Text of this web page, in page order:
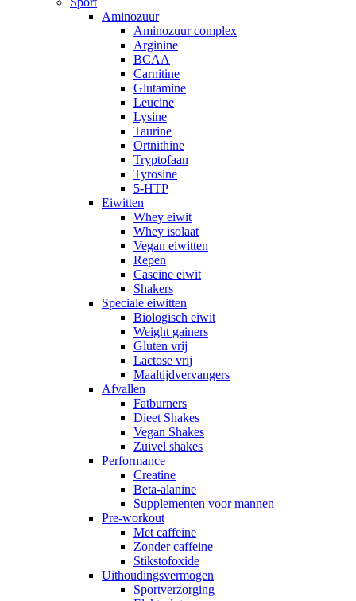
Aminozuur
Aminozuur complex
Arginine
BCAA
Carnitine
Glutamine
Leucine
Lysine
Taurine
Ortnithine
Tryptofaan
Tyrosine
5-HTP
Eiwitten
Whey eiwit
Whey isolaat
Vegan eiwitten
Repen
Caseine eiwit
Shakers
Speciale eiwitten
Biologisch eiwit
Weight gainers
Gluten vrij
Lactose vrij
Maaltijdvervangers
Afvallen
Fatburners
Dieet Shakes
Vegan Shakes
Zuivel shakes
Performance
Creatine
Beta-alanine
Supplementen voor mannen
Pre-workout
Met caffeine
Zonder caffeine
Stikstofoxide
Uithoudingsvermogen
Sportverzorging